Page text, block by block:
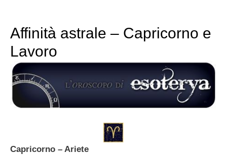
Affinità astrale – Capricorno e
Lavoro
Capricorno – Ariete